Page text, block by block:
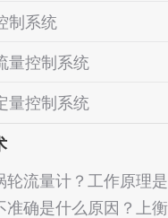
制系统
量控制系统
量控制系统
轮流量计？工作原理
准确是什么原因？上